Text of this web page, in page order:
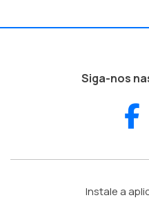
Siga-nos
Instale a